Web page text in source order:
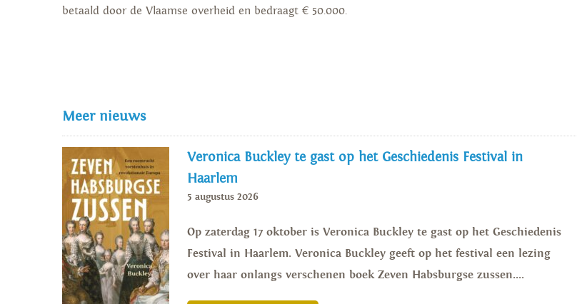
betaald door de Vlaamse overheid en bedraagt € 50.000.
Meer nieuws
Veronica Buckley te gast op het Geschiedenis Festival in
Haarlem
5 augustus 2026
Op zaterdag 17 oktober is Veronica Buckley te gast op het Geschiedenis
Festival in Haarlem. Veronica Buckley geeft op het festival een lezing
over haar onlangs verschenen boek Zeven Habsburgse zussen....